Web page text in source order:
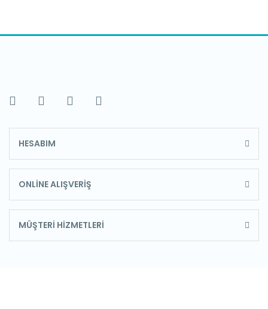
HESABIM
ONLİNE ALIŞVERİŞ
MÜŞTERİ HİZMETLERİ